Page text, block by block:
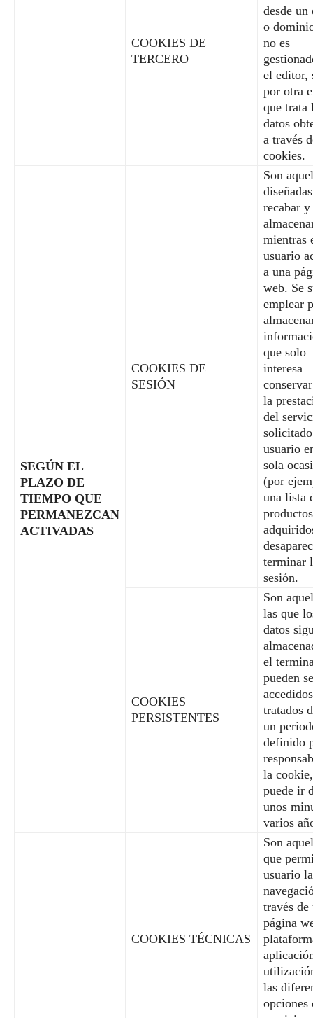
COOKIES DE
TERCERO
desde un
o
no es
el editor,
por otra
que trata
datos
a través
cookies.
SEGÚN EL
PLAZO DE
TIEMPO QUE
PERMANEZCAN
ACTIVADAS
COOKIES DE
SESIÓN
Son
recabar y
mientras
usuario
a una
web. Se
emplear
que solo
interesa
la
del
usuario
sola
(por
una lista
productos
terminar
sesión.
COOKIES
PERSISTENTES
Son
las que
datos
el
pueden
tratados
un
definido
la
puede ir
unos
varios
COOKIES TÉCNICAS
Son
que
usuario la
través de
página
las
opciones